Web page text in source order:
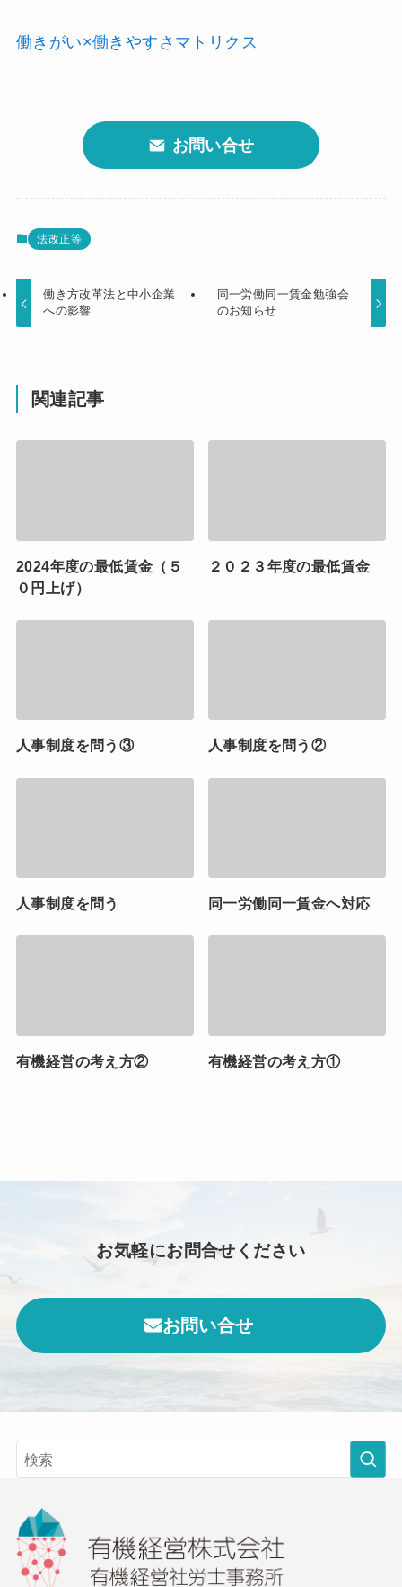
働きがい×働きやすさマトリクス
お問い合せ
法改正等
働き方改革法と中小企業
への影響
同一労働同一賃金勉強会
のお知らせ
関連記事
2024年度の最低賃金（５
０円上げ）
２０２３年度の最低賃金
人事制度を問う③ 人事制度を問う②
人事制度を問う 同一労働同一賃金へ対応
有機経営の考え方② 有機経営の考え方①
お気軽にお問合せください
お問い合せ